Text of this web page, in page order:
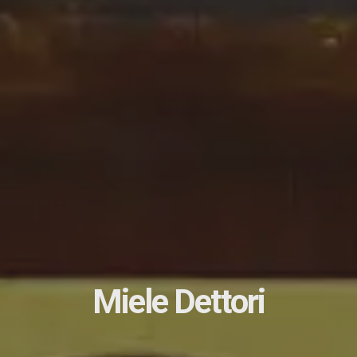
Miele Dettori